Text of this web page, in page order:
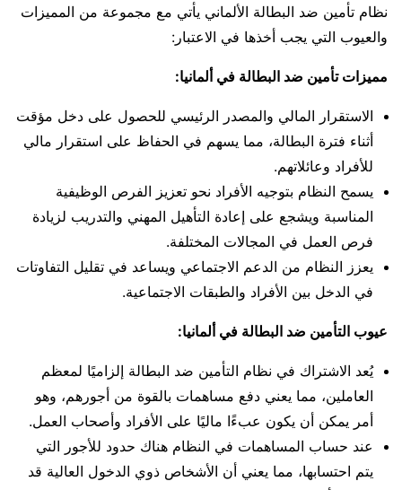
نظام تأمين ضد البطالة الألماني يأتي مع مجموعة من المميزات
والعيوب التي يجب أخذها في الاعتبار:
مميزات تأمين ضد البطالة في ألمانيا:
الاستقرار المالي والمصدر الرئيسي للحصول على دخل مؤقت
أثناء فترة البطالة، مما يسهم في الحفاظ على استقرار مالي
للأفراد وعائلاتهم.
يسمح النظام بتوجيه الأفراد نحو تعزيز الفرص الوظيفية
المناسبة ويشجع على إعادة التأهيل المهني والتدريب لزيادة
فرص العمل في المجالات المختلفة.
يعزز النظام من الدعم الاجتماعي ويساعد في تقليل التفاوتات
في الدخل بين الأفراد والطبقات الاجتماعية.
عيوب التأمين ضد البطالة في ألمانيا:
يُعد الاشتراك في نظام التأمين ضد البطالة إلزاميًا لمعظم
العاملين، مما يعني دفع مساهمات بالقوة من أجورهم، وهو
أمر يمكن أن يكون عبءًا ماليًا على الأفراد وأصحاب العمل.
عند حساب المساهمات في النظام هناك حدود للأجور التي
يتم احتسابها، مما يعني أن الأشخاص ذوي الدخول العالية قد